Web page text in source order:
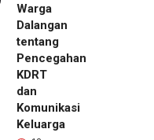
Warga
Dalangan
tentang
Pencegahan
KDRT
dan
Komunikasi
Keluarga